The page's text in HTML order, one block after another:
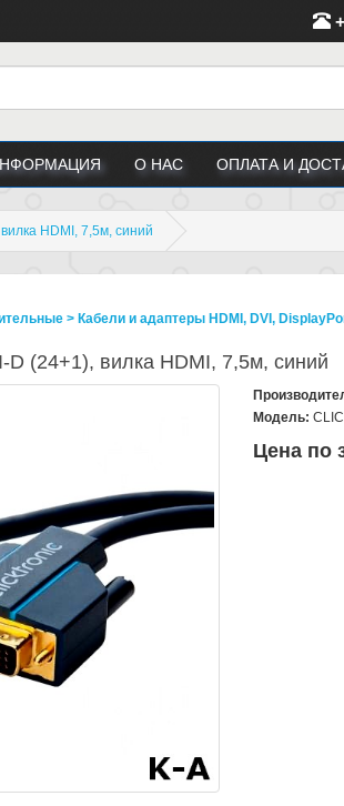
О НАС ОПЛАТА И
HDMI, 7,5м, синий
> Кабели и адаптеры HDMI, DVI,
D (24+1), вилка HDMI, 7,5м, синий
Модель:
Цена по